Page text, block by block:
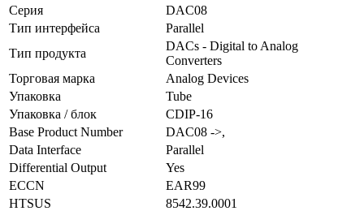
Серия
DAC08
Тип интерфейса
Parallel
Тип продукта
DACs - Digital to Analog
Converters
Торговая марка
Analog Devices
Упаковка
Tube
Упаковка / блок
CDIP-16
Base Product Number
DAC08 ->,
Data Interface
Parallel
Differential Output
Yes
ECCN
EAR99
HTSUS
8542.39.0001